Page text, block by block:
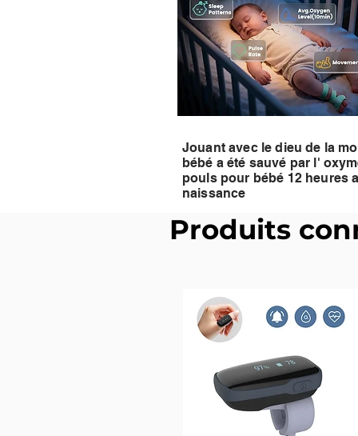
Jouant avec le dieu de la
bébé a été sauvé par l'
pouls pour bébé 12 heures
naissance
Produits